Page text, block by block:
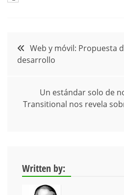
Navegación
de
entradas
Web y móvil: Propuesta
desarrollo
Un estándar solo de
Transitional nos revela
Written by: